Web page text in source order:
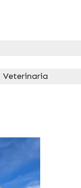
Veterinaria